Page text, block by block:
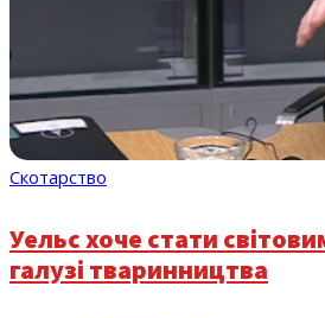
Скотарство
Уельс хоче стати
галузі тваринництва